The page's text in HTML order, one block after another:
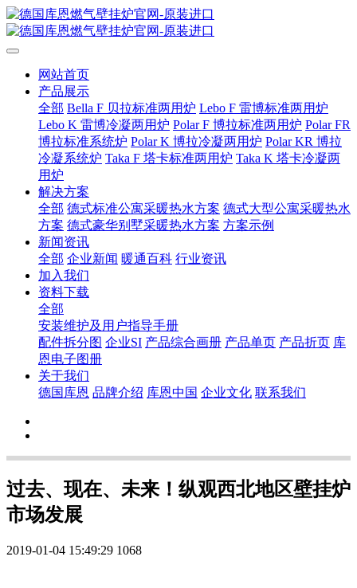
网站首页
产品展示
全部 Bella F 贝拉标准两用炉 Lebo F 雷博标准两用炉
Lebo K 雷博冷凝两用炉 Polar F 博拉标准两用炉 Polar FR
博拉标准系统炉 Polar K 博拉冷凝两用炉 Polar KR 博拉
冷凝系统炉 Taka F 塔卡标准两用炉 Taka K 塔卡冷凝两
用炉
解决方案
全部 德式标准公寓采暖热水方案 德式大型公寓采暖热水
方案 德式豪华别墅采暖热水方案 方案示例
新闻资讯
全部 企业新闻 暖通百科 行业资讯
加入我们
资料下载
全部
安装维护及用户指导手册
配件拆分图 企业SI 产品综合画册 产品单页 产品折页 库
恩电子图册
关于我们
德国库恩 品牌介绍 库恩中国 企业文化 联系我们
过去、现在、未来！纵观西北地区壁挂炉
市场发展
2019-01-04 15:49:29 1068